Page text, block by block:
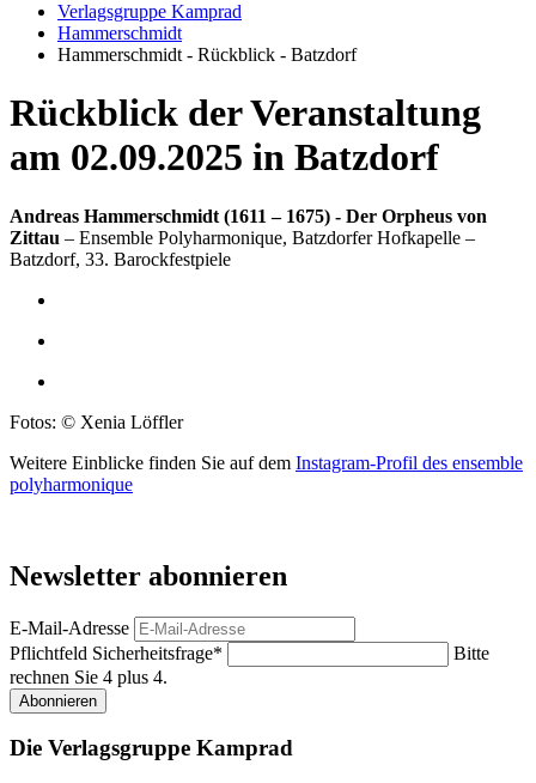
Verlagsgruppe Kamprad
Hammerschmidt
Hammerschmidt - Rückblick - Batzdorf
Rückblick der Veranstaltung
am 02.09.2025 in Batzdorf
Andreas Hammerschmidt (1611 – 1675) - Der Orpheus von
Zittau – Ensemble Polyharmonique, Batzdorfer Hofkapelle –
Batzdorf, 33. Barockfestpiele
Fotos: © Xenia Löffler
Weitere Einblicke finden Sie auf dem Instagram-Profil des ensemble
polyharmonique
Newsletter abonnieren
E-Mail-Adresse
Pflichtfeld Sicherheitsfrage*
Bitte
rechnen Sie 4 plus 4.
Abonnieren
Die Verlagsgruppe Kamprad